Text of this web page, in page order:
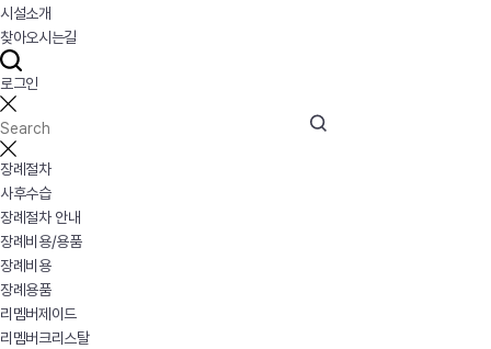
시설소개
찾아오시는길
로그인
장례절차
사후수습
장례절차 안내
장례비용/용품
장례비용
장례용품
리멤버제이드
리멤버크리스탈